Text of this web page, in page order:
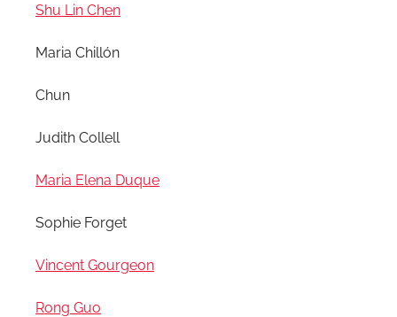
Shu Lin Chen
Maria Chillón
Chun
Judith Collell
Maria Elena Duque
Sophie Forget
Vincent Gourgeon
Rong Guo